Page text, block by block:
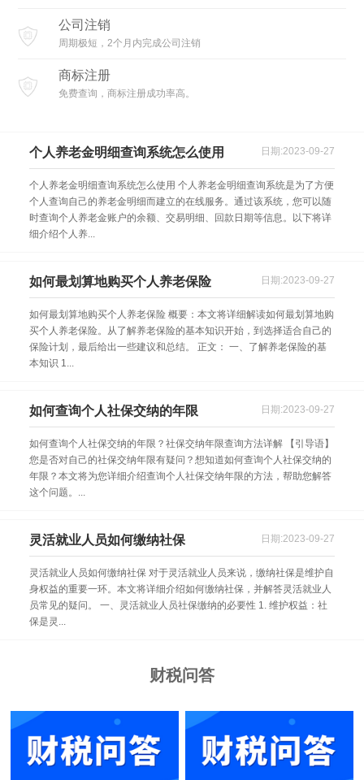
公司注销
周期极短，2个月内完成公司注销
商标注册
免费查询，商标注册成功率高。
个人养老金明细查询系统怎么使用 日期:2023-09-27
个人养老金明细查询系统怎么使用 个人养老金明细查询系统是为了方便
个人查询自己的养老金明细而建立的在线服务。通过该系统，您可以随
时查询个人养老金账户的余额、交易明细、回款日期等信息。以下将详
细介绍个人养...
如何最划算地购买个人养老保险 日期:2023-09-27
如何最划算地购买个人养老保险 概要：本文将详细解读如何最划算地购
买个人养老保险。从了解养老保险的基本知识开始，到选择适合自己的
保险计划，最后给出一些建议和总结。 正文： 一、了解养老保险的基
本知识 1...
如何查询个人社保交纳的年限 日期:2023-09-27
如何查询个人社保交纳的年限？社保交纳年限查询方法详解 【引导语】
您是否对自己的社保交纳年限有疑问？想知道如何查询个人社保交纳的
年限？本文将为您详细介绍查询个人社保交纳年限的方法，帮助您解答
这个问题。...
灵活就业人员如何缴纳社保 日期:2023-09-27
灵活就业人员如何缴纳社保 对于灵活就业人员来说，缴纳社保是维护自
身权益的重要一环。本文将详细介绍如何缴纳社保，并解答灵活就业人
员常见的疑问。 一、灵活就业人员社保缴纳的必要性 1. 维护权益：社
保是灵...
财税问答